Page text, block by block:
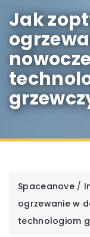
Jak
Spaceanove /
ogrzewanie w
technologiom